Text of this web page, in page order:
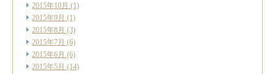
2015年10月 (1)
2015年9月 (1)
2015年8月 (3)
2015年7月 (6)
2015年6月 (6)
2015年5月 (14)